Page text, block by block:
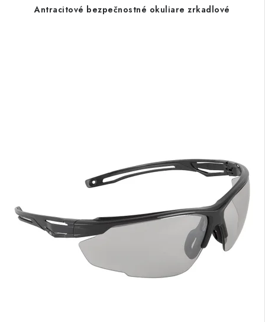
Antracitové bezpečnostné okuliare zrkadlové